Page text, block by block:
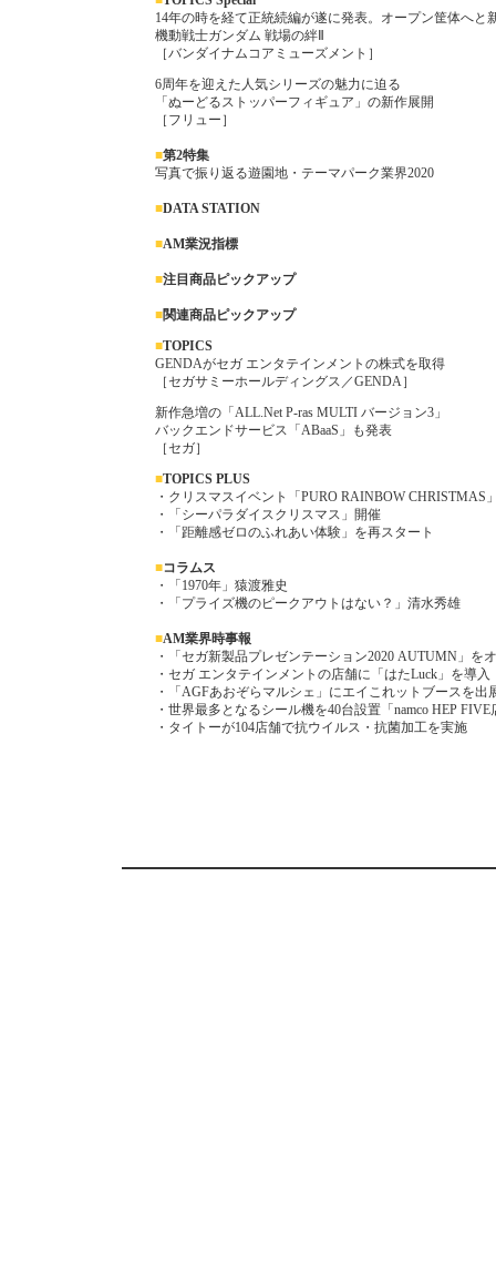
14年の時を経て正統続編が遂に発表。オープン筐体へと
機動戦士ガンダム 戦場の絆Ⅱ
［バンダイナムコアミューズメント］
6周年を迎えた人気シリーズの魅力に迫る
「ぬーどるストッパーフィギュア」の新作展開
［フリュー］
■第2特集
写真で振り返る遊園地・テーマパーク業界2020
■DATA STATION
■AM業況指標
■注目商品ピックアップ
■関連商品ピックアップ
■TOPICS
GENDAがセガ エンタテインメントの株式を取得
［セガサミーホールディングス／GENDA］
新作急増の「ALL.Net P-ras MULTI バージョン3」
バックエンドサービス「ABaaS」も発表
［セガ］
■TOPICS PLUS
・クリスマスイベント「PURO RAINBOW CHRISTMAS
・「シーパラダイスクリスマス」開催
・「距離感ゼロのふれあい体験」を再スタート
■コラムス
・「1970年」猿渡雅史
・「プライズ機のピークアウトはない？」清水秀雄
■AM業界時事報
・「セガ新製品プレゼンテーション2020 AUTUMN」を
・セガ エンタテインメントの店舗に「はたLuck」を導入
・「AGFあおぞらマルシェ」にエイこれットブースを出
・世界最多となるシール機を40台設置「namco HEP
・タイトーが104店舗で抗ウイルス・抗菌加工を実施